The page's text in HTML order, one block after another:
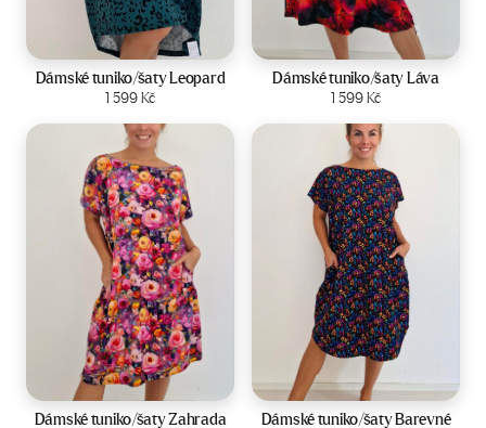
Velikost:44-50
Dámské tuniko/šaty Leopard
1 599Kč
Zobrazit produkt
Velikost: 44-50
Dámské tuniko/šaty Láva
1 599Kč
Zobrazit produkt
Velikost:44-50
Dámské tuniko/šaty Zahrada
Velikost:44-50
Dámské tuniko/šaty Barevné